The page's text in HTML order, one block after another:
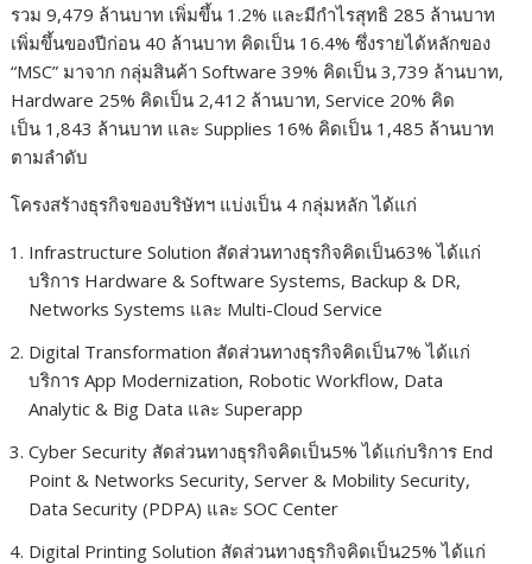
รวม 9,479 ล้านบาท เพิ่มขึ้น 1.2% และมีกำไรสุทธิ 285 ล้านบาท
เพิ่มขึ้นของปีก่อน 40 ล้านบาท คิดเป็น 16.4% ซึ่งรายได้หลักของ
“MSC” มาจาก กลุ่มสินค้า Software 39% คิดเป็น 3,739 ล้านบาท,
Hardware 25% คิดเป็น 2,412 ล้านบาท, Service 20% คิด
เป็น 1,843 ล้านบาท และ Supplies 16% คิดเป็น 1,485 ล้านบาท
ตามลำดับ
โครงสร้างธุรกิจของบริษัทฯ แบ่งเป็น 4 กลุ่มหลัก ได้แก่
Infrastructure Solution สัดส่วนทางธุรกิจคิดเป็น63% ได้แก่
บริการ Hardware & Software Systems, Backup & DR,
Networks Systems และ Multi-Cloud Service
Digital Transformation สัดส่วนทางธุรกิจคิดเป็น7% ได้แก่
บริการ App Modernization, Robotic Workflow, Data
Analytic & Big Data และ Superapp
Cyber Security สัดส่วนทางธุรกิจคิดเป็น5% ได้แก่บริการ End
Point & Networks Security, Server & Mobility Security,
Data Security (PDPA) และ SOC Center
Digital Printing Solution สัดส่วนทางธุรกิจคิดเป็น25% ได้แก่